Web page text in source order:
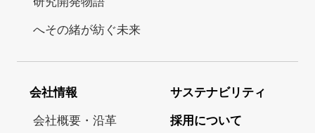
へその緒が紡ぐ未来
会社情報
会社概要・沿革
サステナビリティ
採用について